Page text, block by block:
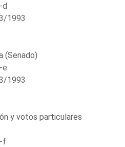
d
1993
(Senado)
e
1993
y votos particulares
f